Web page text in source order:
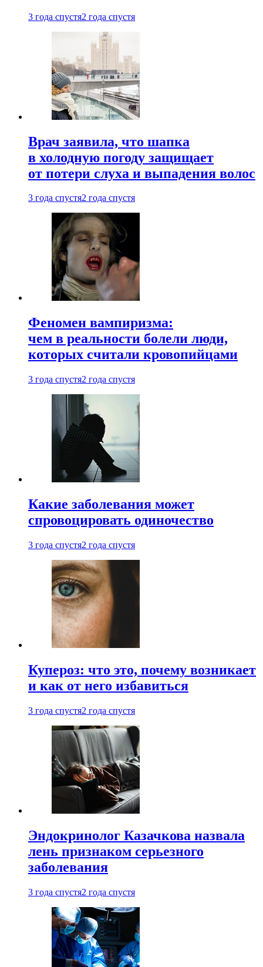
3 года спустя2 года спустя
Врач заявила, что шапка
в холодную погоду защищает
от потери слуха и выпадения волос
3 года спустя2 года спустя
Феномен вампиризма:
чем в реальности болели люди,
которых считали кровопийцами
3 года спустя2 года спустя
Какие заболевания может
спровоцировать одиночество
3 года спустя2 года спустя
Купероз: что это, почему возникает
и как от него избавиться
3 года спустя2 года спустя
Эндокринолог Казачкова назвала
лень признаком серьезного
заболевания
3 года спустя2 года спустя